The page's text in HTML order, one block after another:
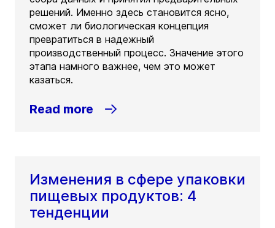
решений. Именно здесь становится ясно,
сможет ли биологическая концепция
превратиться в надежный
производственный процесс. Значение этого
этапа намного важнее, чем это может
казаться.
Read more
Изменения в сфере упаковки
пищевых продуктов: 4
тенденции